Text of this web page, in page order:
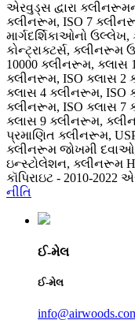
એરવુડ્સ દ્વારા
ક્લીનરૂમ, ISO 7
માર્ગદર્શિકાઓનો
કોન્ટ્રાક્ટર્સ, ક્લીનરૂમ
10000 ક્લીનરૂમ, ક્લાસ
ક્લીનરૂમ, ISO ક્લાસ 2
ક્લાસ 4 ક્લીનરૂમ, ISO
ક્લીનરૂમ, ISO ક્લાસ 7
ક્લાસ 9 ક્લીનરૂમ,
પ્રમાણિત ક્લીનરૂમ,
ક્લીનરૂમ જોખમી
ઇન્સ્ટોલેશન, ક્લીનરૂમ
કૉપિરાઇટ - 2010-2022
નીતિ
ઈ-મેલ
ઈ-મેલ